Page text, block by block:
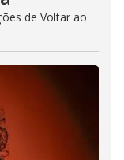
de Voltar ao